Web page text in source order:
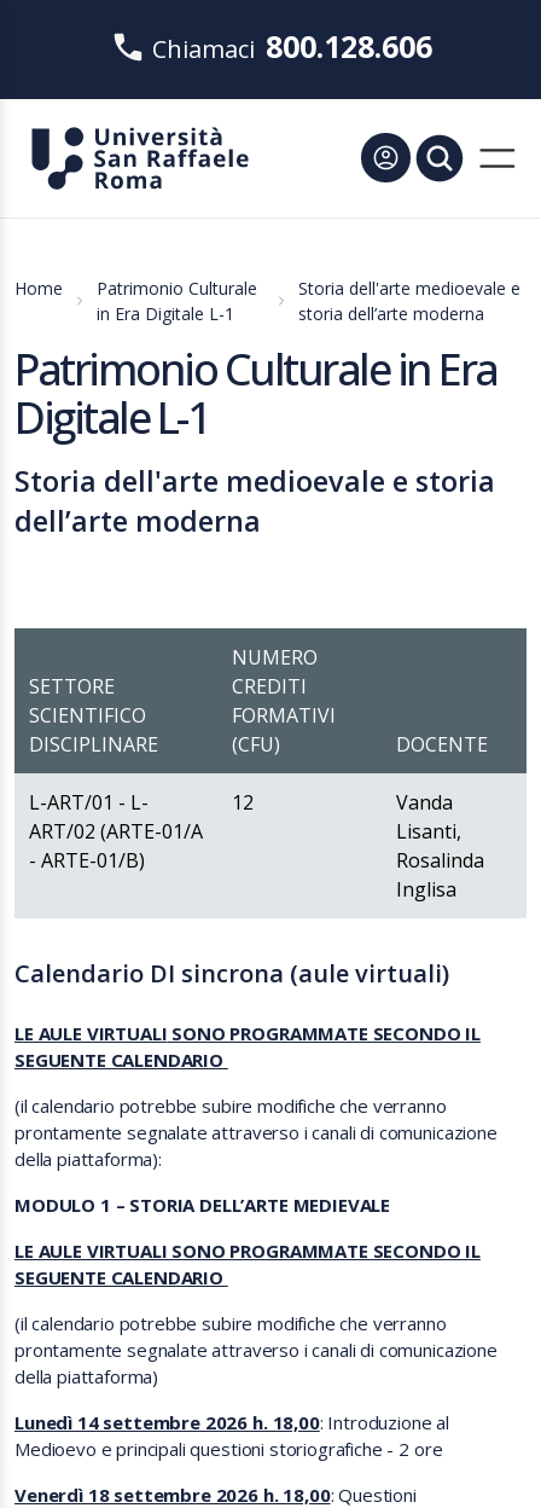
Chiamaci 800.128.606
Home
Patrimonio Culturale
in Era Digitale L-1
Storia dell'arte medioevale e
storia dell’arte moderna
Patrimonio Culturale in Era
Digitale L-1
Storia dell'arte medioevale e storia
dell’arte moderna
SETTORE
SCIENTIFICO
DISCIPLINARE
NUMERO
CREDITI
FORMATIVI
(CFU)
DOCENTE
L-ART/01 - L-
ART/02 (ARTE-01/A
- ARTE-01/B)
12
Vanda
Lisanti,
Rosalinda
Inglisa
Calendario DI sincrona (aule virtuali)
LE AULE VIRTUALI SONO PROGRAMMATE SECONDO IL
SEGUENTE CALENDARIO
(il calendario potrebbe subire modifiche che verranno
prontamente segnalate attraverso i canali di comunicazione
della piattaforma):
MODULO 1 – STORIA DELL’ARTE MEDIEVALE
LE AULE VIRTUALI SONO PROGRAMMATE SECONDO IL
SEGUENTE CALENDARIO
(il calendario potrebbe subire modifiche che verranno
prontamente segnalate attraverso i canali di comunicazione
della piattaforma)
Lunedì 14 settembre 2026 h. 18,00: Introduzione al
Medioevo e principali questioni storiografiche - 2 ore
Venerdì 18 settembre 2026 h. 18,00: Questioni